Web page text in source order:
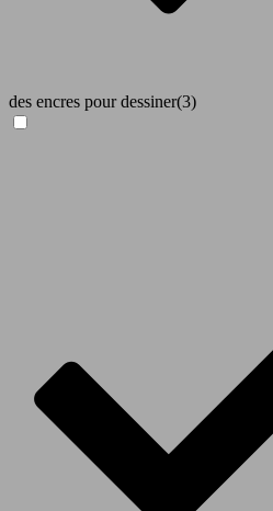
des encres pour dessiner(3)